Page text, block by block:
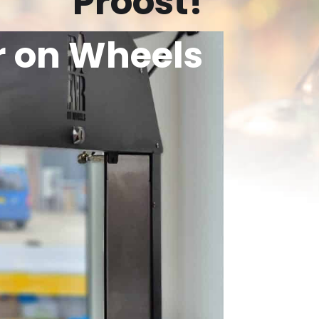
on Wheels